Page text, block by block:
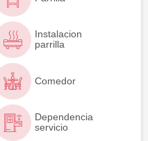
Instalacion
parrilla
Comedor
Dependencia
servicio